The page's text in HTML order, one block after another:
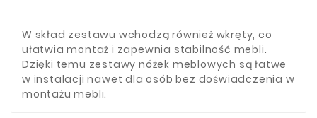
W skład zestawu wchodzą również wkręty, co
ułatwia montaż i zapewnia stabilność mebli.
Dzięki temu zestawy nóżek meblowych są łatwe
w instalacji nawet dla osób bez doświadczenia w
montażu mebli.